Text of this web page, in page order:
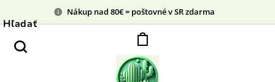
Nákup nad 80€ = poštovné v SR zdarma
Hľadať